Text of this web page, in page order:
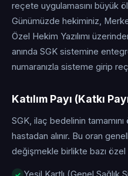
reçete uygulamasını büyük
Günümüzde hekiminiz,
Özel Hekim Yazılımı
anında SGK sistemine
numaranızla sisteme girip
Katılım Payı (Katkı
SGK, ilaç bedelinin
hastadan alınır. Bu oran
değişmekle birlikte bazı özel